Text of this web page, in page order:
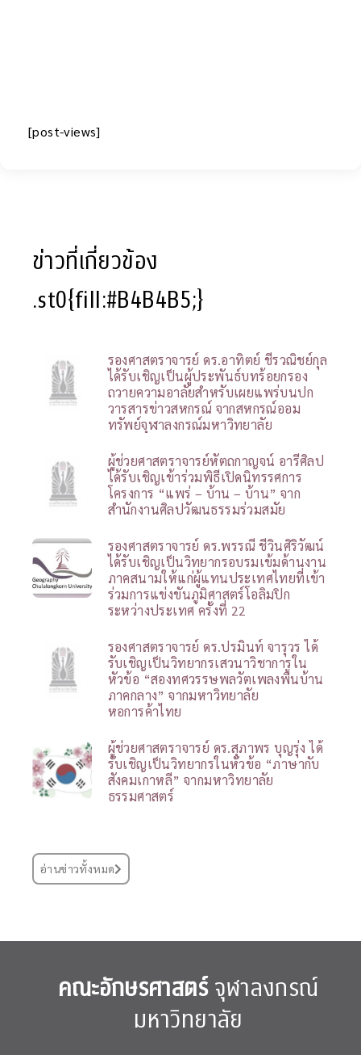
[post-views]
ข่าวที่เกี่ยวข้อง
.st0{fill:#B4B4B5;}
รองศาสตราจารย์ ดร.อาทิตย์ ชีรวณิชย์กุล
ได้รับเชิญเป็นผู้ประพันธ์บทร้อยกรอง
ถวายความอาลัยสำหรับเผยแพร่บนปก
วารสารข่าวสหกรณ์ จากสหกรณ์ออม
ทรัพย์จุฬาลงกรณ์มหาวิทยาลัย
ผู้ช่วยศาสตราจารย์หัตถกาญจน์ อารีศิลป
ได้รับเชิญเข้าร่วมพิธีเปิดนิทรรศการ
โครงการ “แพร่ – บ้าน – บ้าน” จาก
สำนักงานศิลปวัฒนธรรมร่วมสมัย
รองศาสตราจารย์ ดร.พรรณี ชีวินศิริวัฒน์
ได้รับเชิญเป็นวิทยากรอบรมเข้มด้านงาน
ภาคสนามให้แก่ผู้แทนประเทศไทยที่เข้า
ร่วมการแข่งขันภูมิศาสตร์โอลิมปิก
ระหว่างประเทศ ครั้งที่ 22
รองศาสตราจารย์ ดร.ปรมินท์ จารุวร ได้
รับเชิญเป็นวิทยากรเสวนาวิชาการใน
หัวข้อ “สองทศวรรษพลวัตเพลงพื้นบ้าน
ภาคกลาง” จากมหาวิทยาลัย
หอการค้าไทย
ผู้ช่วยศาสตราจารย์ ดร.สุภาพร บุญรุ่ง ได้
รับเชิญเป็นวิทยากรในหัวข้อ “ภาษากับ
สังคมเกาหลี” จากมหาวิทยาลัย
ธรรมศาสตร์
อ่านข่าวทั้งหมด
คณะอักษรศาสตร์จุฬาลงกรณ์
มหาวิทยาลัย